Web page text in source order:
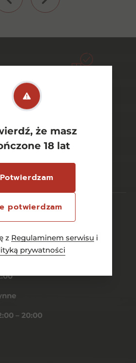
że masz
18 lat
Potwierdzam
potwierdzam
z Regulaminem serwisu i
prywatności
6
– 20:00